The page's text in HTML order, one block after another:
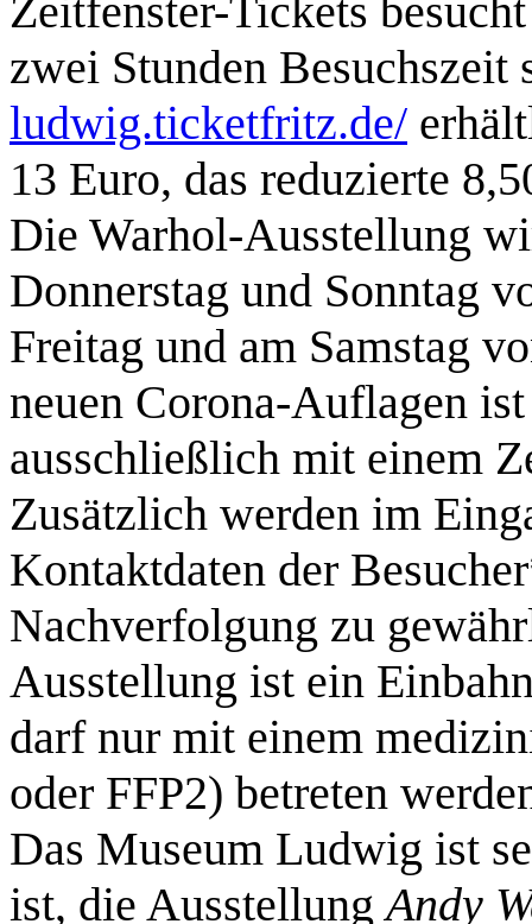
Zeitfenster-Tickets
zwei Stunden
ludwig.ticketfritz.de/
13 Euro, das reduzierte
Die Warhol-Ausstellung
Donnerstag und Sonntag
Freitag und am Samstag
neuen Corona-Auflagen
ausschließlich mit einem
Zusätzlich werden im
Kontaktdaten der
Nachverfolgung zu
Ausstellung ist ein
darf nur mit einem
oder FFP2) betreten
Das Museum Ludwig ist
ist, die AusstellungAndy